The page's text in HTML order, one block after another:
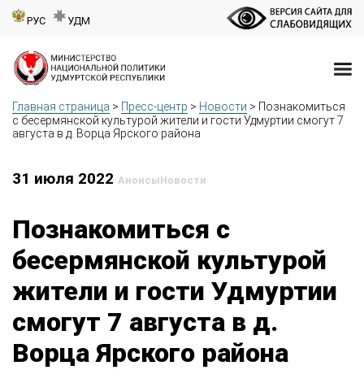
РУС УДМ
Главная страница > Пресс-центр > Новости > Познакомиться
с бесермянской культурой жители и гости Удмуртии смогут 7
августа в д. Ворца Ярского района
31 июля 2022 АнонсыНовости
Познакомиться с
бесермянской культурой
жители и гости Удмуртии
смогут 7 августа в д.
Ворца Ярского района